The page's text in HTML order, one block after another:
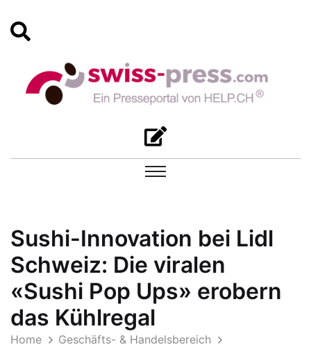
Sushi-Innovation bei Lidl
Schweiz: Die viralen
«Sushi Pop Ups» erobern
das Kühlregal
Home
Geschäfts- & Handelsbereich